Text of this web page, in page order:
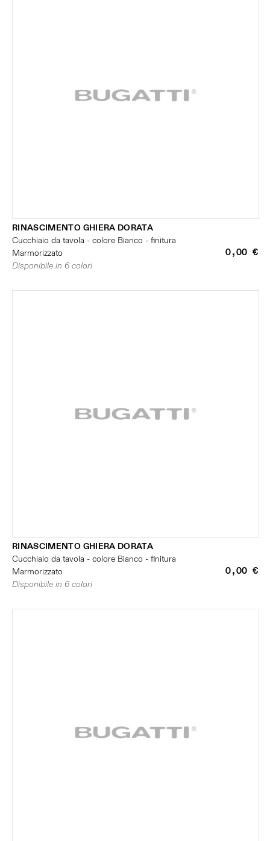
RINASCIMENTO GHIERA DORATA
Cucchiaio da tavola - colore Bianco - finitura
Marmorizzato
0,00 €
Disponibile in 6 colori
RINASCIMENTO GHIERA DORATA
Cucchiaio da tavola - colore Bianco - finitura
Marmorizzato
0,00 €
Disponibile in 6 colori